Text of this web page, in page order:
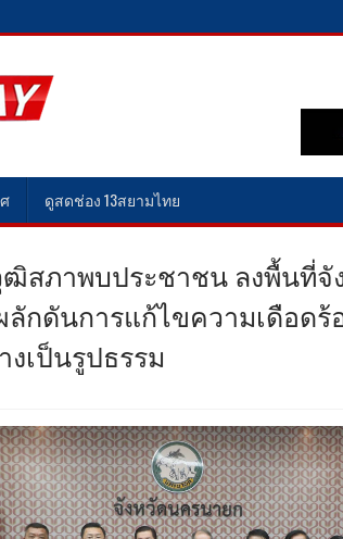
ดูสดช่อง 13สยามไทย
สภาพบประชาชน ลงพื้นที่จั
กดันการแก้ไขความเดือดร้
เป็นรูปธรรม